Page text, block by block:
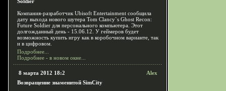
Компания-разработчик Ubisoft Entertainment сообщила
дату выхода нового шутера Tom Clancy`s Ghost Recon:
Future Soldier для персонального компьютера. Этот
долгожданный день - 15.06.12. У геймеров будет
возможность купить игру как в коробочном варианте, так
и в цифровом.
Подробнее...
Подробнее - в новом окне...
8 марта 2012 18:2
Alex
Возвращение знаменитой SimCity